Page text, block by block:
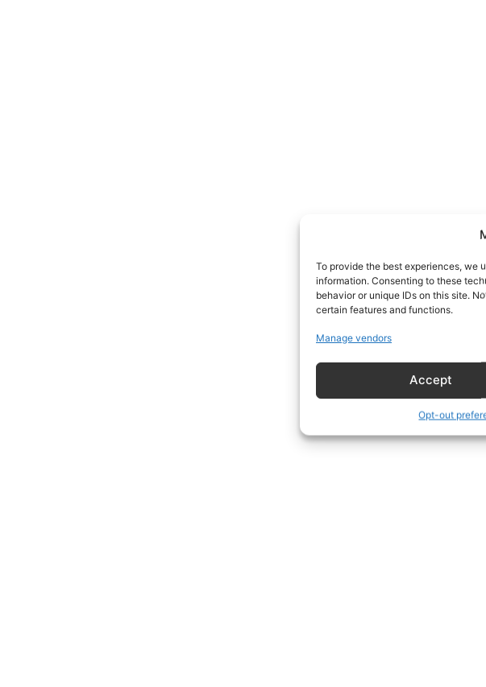
To provide the best experiences, we
information. Consenting to these
behavior or unique IDs on this site.
certain features and functions.
Manage vendors
Accept
Opt-out